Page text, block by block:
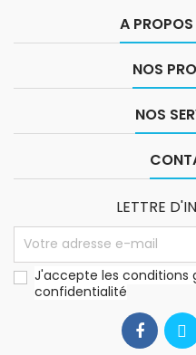
A
NOS
NOS
LETTRE
J'accepte les conditions
confidentialité